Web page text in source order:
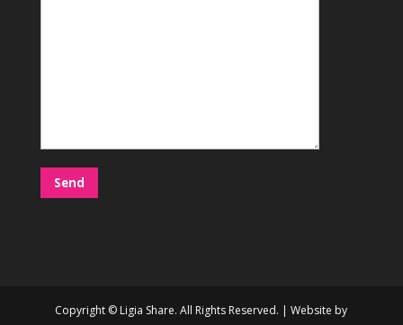
Copyright © Ligia Share. All Rights Reserved. | Website by